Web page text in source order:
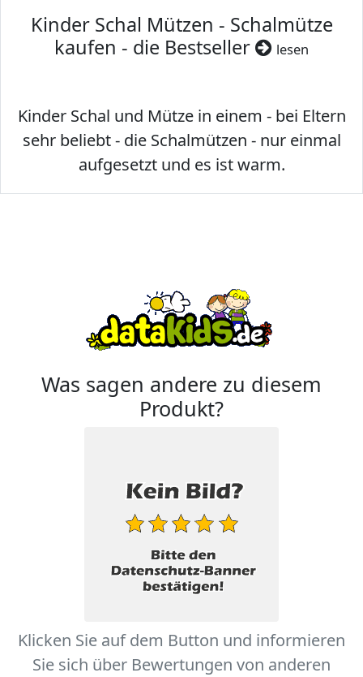
Kinder Schal Mützen - Schalmütze
kaufen - die Bestseller
lesen
Kinder Schal und Mütze in einem - bei Eltern
sehr beliebt - die Schalmützen - nur einmal
aufgesetzt und es ist warm.
Was sagen andere zu diesem
Produkt?
Klicken Sie auf dem Button und informieren
Sie sich über Bewertungen von anderen